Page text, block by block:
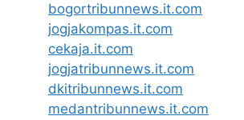
bogortribunnews.it.com
jogjakompas.it.com
cekaja.it.com
jogjatribunnews.it.com
dkitribunnews.it.com
medantribunnews.it.com